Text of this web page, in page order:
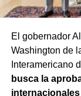
se desarrolle
hecho con
que quienes
mejores»,
El gobernador
Washington de
Interamericano
busca la